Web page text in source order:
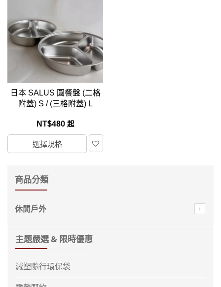
日本 SALUS 圓餐盤 (二格
附蓋) S / (三格附蓋) L
NT$480 起
選擇規格
商品分類
休閒戶外
主題嚴選 & 限時優惠
減塑隨行環保袋